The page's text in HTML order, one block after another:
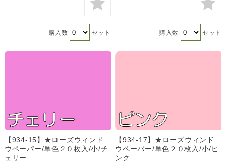
購入数 セット 購入数 セット
【934-15】★ローズウィンド
ウペーパー/単色２０枚入/小/チ
ェリー
【934-17】★ローズウィンド
ウペーパー/単色２０枚入/小/ピ
ンク